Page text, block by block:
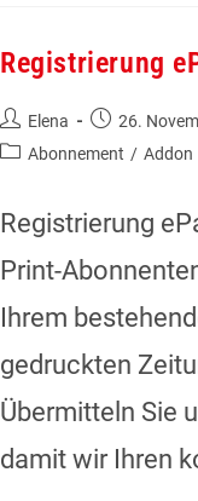
Registrierung
Elena
26.
Abonnement / Addon
Registrierung
Print-
Ihrem
gedruckten
Übermitteln Sie
damit wir Ihren